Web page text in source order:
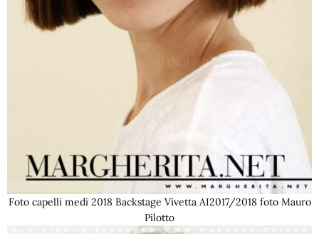
Foto capelli medi 2018 Backstage Vivetta AI2017/2018 foto Mauro
Pilotto